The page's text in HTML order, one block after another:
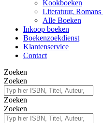
Kookboeken
Literatuur,
Alle Boeken
Inkoop boeken
Boekenzoekdienst
Klantenservice
Contact
Zoeken
Zoeken
Zoeken
Zoeken